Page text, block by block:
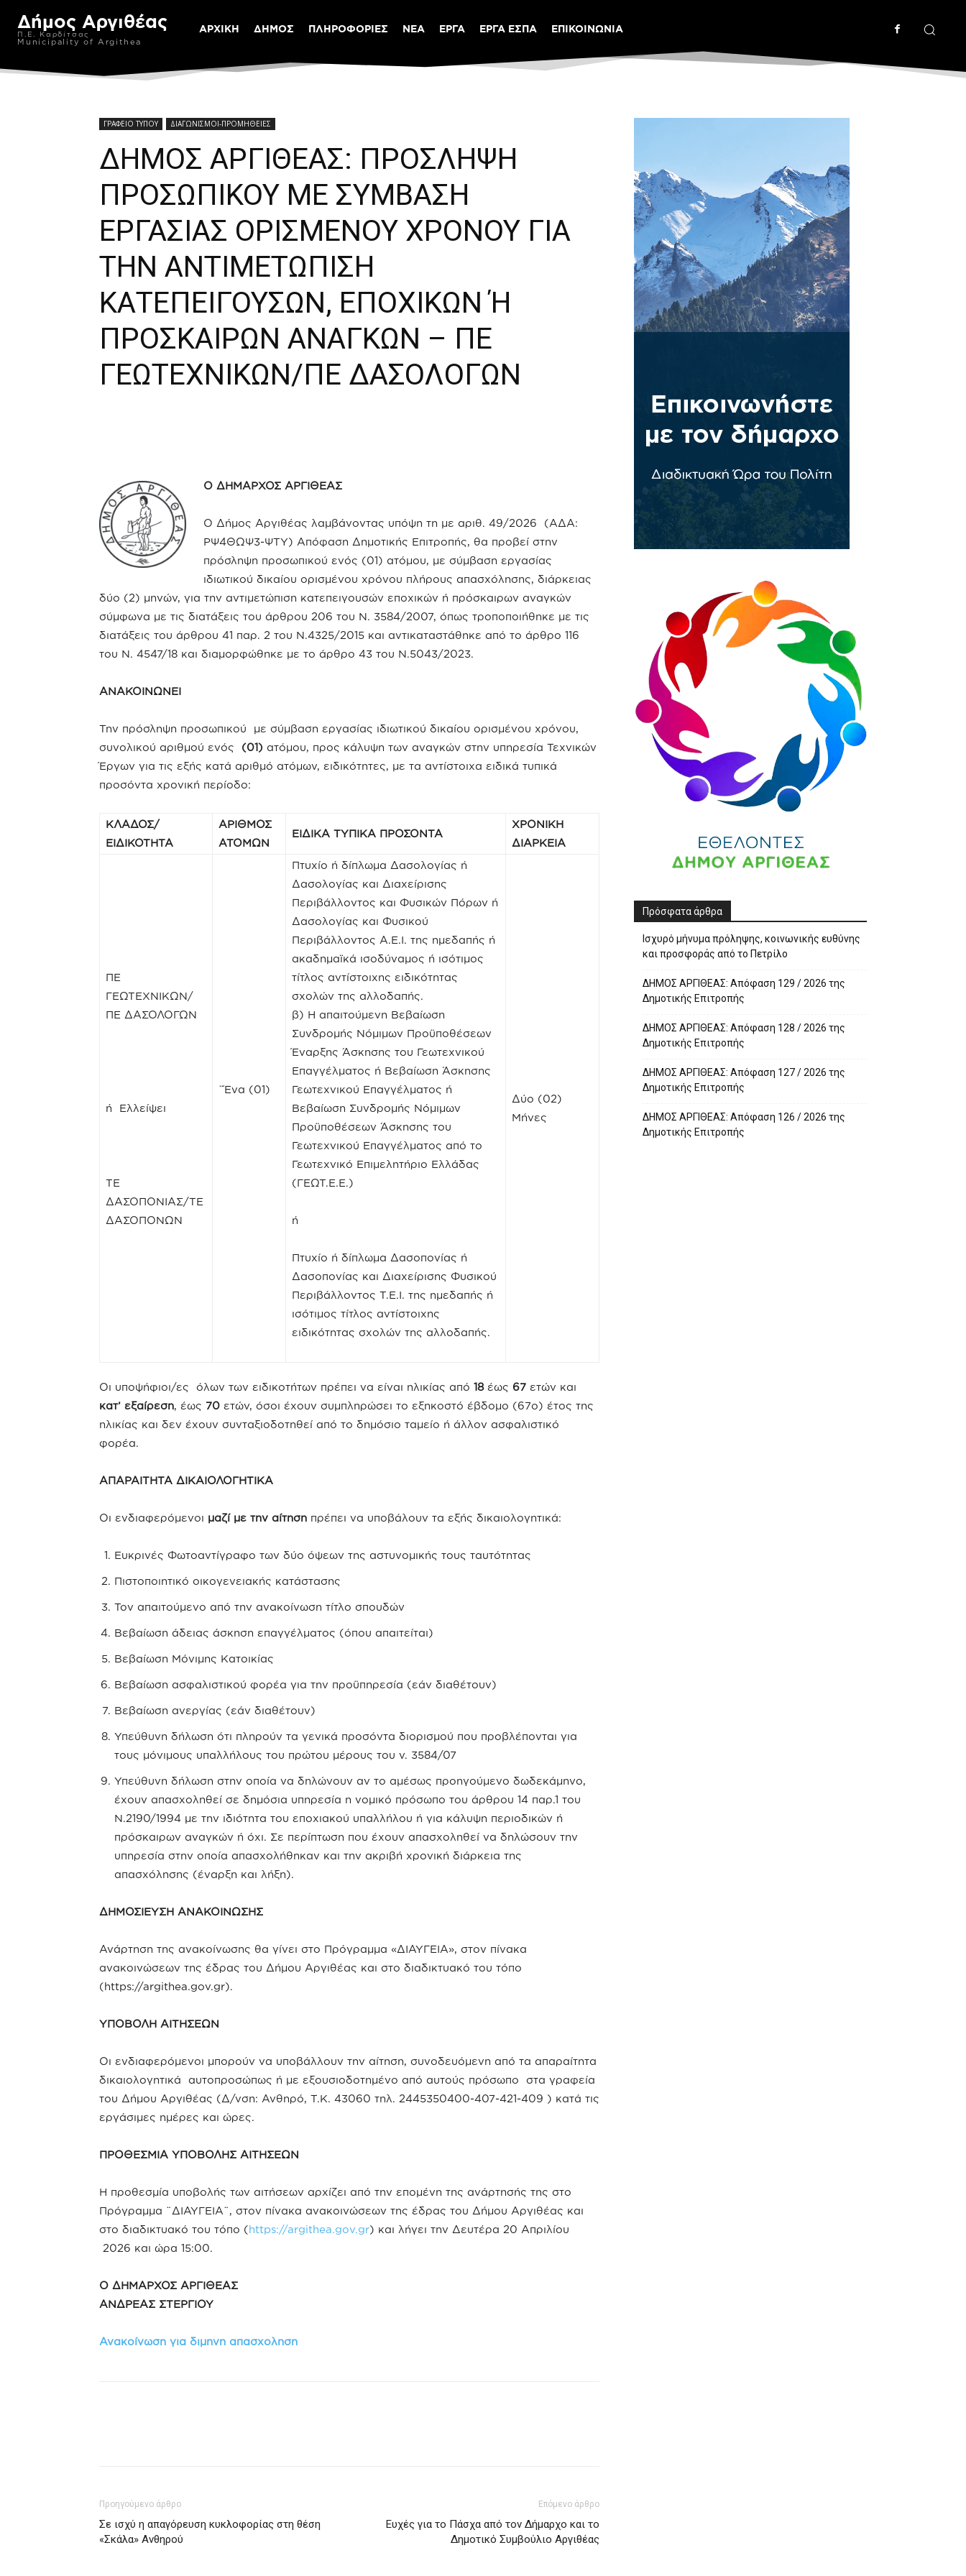
Δήμος Αργιθέας
Π.Ε. Καρδίτσας
Municipality of Argithea
ΑΡΧΙΚΗ ΔΗΜΟΣ ΠΛΗΡΟΦΟΡΙΕΣ ΝΕΑ ΕΡΓΑ ΕΡΓΑ ΕΣΠΑ ΕΠΙΚΟΙΝΩΝΙΑ
ΓΡΑΦΕΙΟ ΤΥΠΟΥ ΔΙΑΓΩΝΙΣΜΟΙ-ΠΡΟΜΗΘΕΙΕΣ
ΔΗΜΟΣ ΑΡΓΙΘΕΑΣ: ΠΡΟΣΛΗΨΗ
ΠΡΟΣΩΠΙΚΟΥ ΜΕ ΣΥΜΒΑΣΗ
ΕΡΓΑΣΙΑΣ ΟΡΙΣΜΕΝΟΥ ΧΡΟΝΟΥ ΓΙΑ
ΤΗΝ ΑΝΤΙΜΕΤΩΠΙΣΗ
ΚΑΤΕΠΕΙΓΟΥΣΩΝ, ΕΠΟΧΙΚΩΝ Ή
ΠΡΟΣΚΑΙΡΩΝ ΑΝΑΓΚΩΝ – ΠΕ
ΓΕΩΤΕΧΝΙΚΩΝ/ΠΕ ΔΑΣΟΛΟΓΩΝ
Ο ΔΗΜΑΡΧΟΣ ΑΡΓΙΘΕΑΣ
Ο Δήμος Αργιθέας λαμβάνοντας υπόψη τη με αριθ. 49/2026 (ΑΔΑ:
ΡΨ4ΘΩΨ3-ΨΤΥ) Απόφαση Δημοτικής Επιτροπής, θα προβεί στην
πρόσληψη προσωπικού ενός (01) ατόμου, με σύμβαση εργασίας
ιδιωτικού δικαίου ορισμένου χρόνου πλήρους απασχόλησης, διάρκειας
δύο (2) μηνών, για την αντιμετώπιση κατεπειγουσών εποχικών ή πρόσκαιρων αναγκών
σύμφωνα με τις διατάξεις του άρθρου 206 του Ν. 3584/2007, όπως τροποποιήθηκε με τις
διατάξεις του άρθρου 41 παρ. 2 του Ν.4325/2015 και αντικαταστάθηκε από το άρθρο 116
του Ν. 4547/18 και διαμορφώθηκε με το άρθρο 43 του Ν.5043/2023.
ΑΝΑΚΟΙΝΩΝΕΙ
Την πρόσληψη προσωπικού με σύμβαση εργασίας ιδιωτικού δικαίου ορισμένου χρόνου,
συνολικού αριθμού ενός
(01) ατόμου, προς κάλυψη των αναγκών στην υπηρεσία Τεχνικών
Έργων για τις εξής κατά αριθμό ατόμων, ειδικότητες, με τα αντίστοιχα ειδικά τυπικά
προσόντα χρονική περίοδο:
ΚΛΑΔΟΣ/
ΕΙΔΙΚΟΤΗΤΑ
ΑΡΙΘΜΟΣ
ΑΤΟΜΩΝ
ΕΙΔΙΚΑ ΤΥΠΙΚΑ ΠΡΟΣΟΝΤΑ
ΧΡΟΝΙΚΗ
ΔΙΑΡΚΕΙΑ
ΠΕ
ΓΕΩΤΕΧΝΙΚΩΝ/
ΠΕ ΔΑΣΟΛΟΓΩΝ
ή Ελλείψει
ΤΕ
ΔΑΣΟΠΟΝΙΑΣ/ΤΕ
ΔΑΣΟΠΟΝΩΝ
¨Ένα (01)
Πτυχίο ή δίπλωμα Δασολογίας ή
Δασολογίας και Διαχείρισης
Περιβάλλοντος και Φυσικών Πόρων ή
Δασολογίας και Φυσικού
Περιβάλλοντος Α.Ε.Ι. της ημεδαπής ή
ακαδημαϊκά ισοδύναμος ή ισότιμος
τίτλος αντίστοιχης ειδικότητας
σχολών της αλλοδαπής.
β) Η απαιτούμενη Βεβαίωση
Συνδρομής Νόμιμων Προϋποθέσεων
Έναρξης Άσκησης του Γεωτεχνικού
Επαγγέλματος ή Βεβαίωση Άσκησης
Γεωτεχνικού Επαγγέλματος ή
Βεβαίωση Συνδρομής Νόμιμων
Προϋποθέσεων Άσκησης του
Γεωτεχνικού Επαγγέλματος από το
Γεωτεχνικό Επιμελητήριο Ελλάδας
(ΓΕΩΤ.Ε.Ε.)
ή
Πτυχίο ή δίπλωμα Δασοπονίας ή
Δασοπονίας και Διαχείρισης Φυσικού
Περιβάλλοντος Τ.Ε.Ι. της ημεδαπής ή
ισότιμος τίτλος αντίστοιχης
ειδικότητας σχολών της αλλοδαπής.
Δύο (02)
Μήνες
Οι υποψήφιοι/ες όλων των ειδικοτήτων πρέπει να είναι ηλικίας από 18έως 67 ετών και
κατ’ εξαίρεση, έως 70 ετών, όσοι έχουν συμπληρώσει το εξηκοστό έβδομο (67ο) έτος της
ηλικίας και δεν έχουν συνταξιοδοτηθεί από το δημόσιο ταμείο ή άλλον ασφαλιστικό
φορέα.
ΑΠΑΡΑΙΤΗΤΑ ΔΙΚΑΙΟΛΟΓΗΤΙΚΑ
Οι ενδιαφερόμενοι μαζί με την αίτηση πρέπει να υποβάλουν τα εξής δικαιολογητικά:
Ευκρινές Φωτοαντίγραφο των δύο όψεων της αστυνομικής τους ταυτότητας
Πιστοποιητικό οικογενειακής κατάστασης
Τον απαιτούμενο από την ανακοίνωση τίτλο σπουδών
Βεβαίωση άδειας άσκηση επαγγέλματος (όπου απαιτείται)
Βεβαίωση Μόνιμης Κατοικίας
Βεβαίωση ασφαλιστικού φορέα για την προϋπηρεσία (εάν διαθέτουν)
Βεβαίωση ανεργίας (εάν διαθέτουν)
Υπεύθυνη δήλωση ότι πληρούν τα γενικά προσόντα διορισμού που προβλέπονται για
τους μόνιμους υπαλλήλους του πρώτου μέρους του ν. 3584/07
Υπεύθυνη δήλωση στην οποία να δηλώνουν αν το αμέσως προηγούμενο δωδεκάμηνο,
έχουν απασχοληθεί σε δημόσια υπηρεσία η νομικό πρόσωπο του άρθρου 14 παρ.1 του
Ν.2190/1994 με την ιδιότητα του εποχιακού υπαλλήλου ή για κάλυψη περιοδικών ή
πρόσκαιρων αναγκών ή όχι. Σε περίπτωση που έχουν απασχοληθεί να δηλώσουν την
υπηρεσία στην οποία απασχολήθηκαν και την ακριβή χρονική διάρκεια της
απασχόλησης (έναρξη και λήξη).
ΔΗΜΟΣΙΕΥΣΗ ΑΝΑΚΟΙΝΩΣΗΣ
Ανάρτηση της ανακοίνωσης θα γίνει στο Πρόγραμμα «ΔΙΑΥΓΕΙΑ», στον πίνακα
ανακοινώσεων της έδρας του Δήμου Αργιθέας και στο διαδικτυακό του τόπο
(https://argithea.gov.gr).
ΥΠΟΒΟΛΗ ΑΙΤΗΣΕΩΝ
Οι ενδιαφερόμενοι μπορούν να υποβάλλουν την αίτηση, συνοδευόμενη από τα απαραίτητα
δικαιολογητικά αυτοπροσώπως ή με εξουσιοδοτημένο από αυτούς πρόσωπο στα γραφεία
του Δήμου Αργιθέας (Δ/νση: Ανθηρό, Τ.Κ. 43060 τηλ. 2445350400-407-421-409 ) κατά τις
εργάσιμες ημέρες και ώρες.
ΠΡΟΘΕΣΜΙΑ ΥΠΟΒΟΛΗΣ ΑΙΤΗΣΕΩΝ
Η προθεσμία υποβολής των αιτήσεων αρχίζει από την επομένη της ανάρτησής της στο
Πρόγραμμα ¨ΔΙΑΥΓΕΙΑ¨, στον πίνακα ανακοινώσεων της έδρας του Δήμου Αργιθέας και
στο διαδικτυακό του τόπο (https://argithea.gov.gr) και λήγει την Δευτέρα 20 Απριλίου
2026 και ώρα 15:00.
Ο ΔΗΜΑΡΧΟΣ ΑΡΓΙΘΕΑΣ
ΑΝΔΡΕΑΣ ΣΤΕΡΓΙΟΥ
Ανακοίνωση για διμηνη απασχοληση
Προηγούμενο άρθρο
Σε ισχύ η απαγόρευση κυκλοφορίας στη θέση
«Σκάλα» Ανθηρού
Επόμενο άρθρο
Ευχές για το Πάσχα από τον Δήμαρχο και το
Δημοτικό Συμβούλιο Αργιθέας
Πρόσφατα άρθρα
Ισχυρό μήνυμα πρόληψης, κοινωνικής ευθύνης
και προσφοράς από το Πετρίλο
ΔΗΜΟΣ ΑΡΓΙΘΕΑΣ: Απόφαση 129 / 2026 της
Δημοτικής Επιτροπής
ΔΗΜΟΣ ΑΡΓΙΘΕΑΣ: Απόφαση 128 / 2026 της
Δημοτικής Επιτροπής
ΔΗΜΟΣ ΑΡΓΙΘΕΑΣ: Απόφαση 127 / 2026 της
Δημοτικής Επιτροπής
ΔΗΜΟΣ ΑΡΓΙΘΕΑΣ: Απόφαση 126 / 2026 της
Δημοτικής Επιτροπής